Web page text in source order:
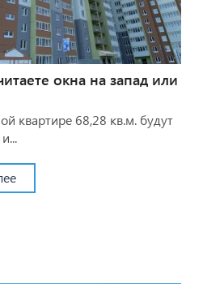
окна на запад или
квартире 68,28 кв.м. будут